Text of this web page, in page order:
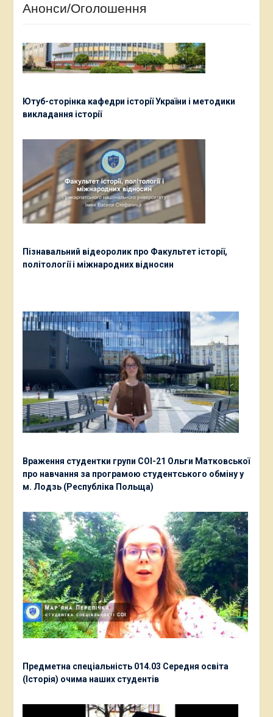
Анонси/Оголошення
Ютуб-сторінка кафедри історії України і методики
викладання історії
Пізнавальний відеоролик про Факультет історії,
політології і міжнародних відносин
Враження студентки групи СОІ-21 Ольги Матковської
про навчання за програмою студентського обміну у
м. Лодзь (Республіка Польща)
Предметна спеціальність 014.03 Середня освіта
(Історія) очима наших студентів